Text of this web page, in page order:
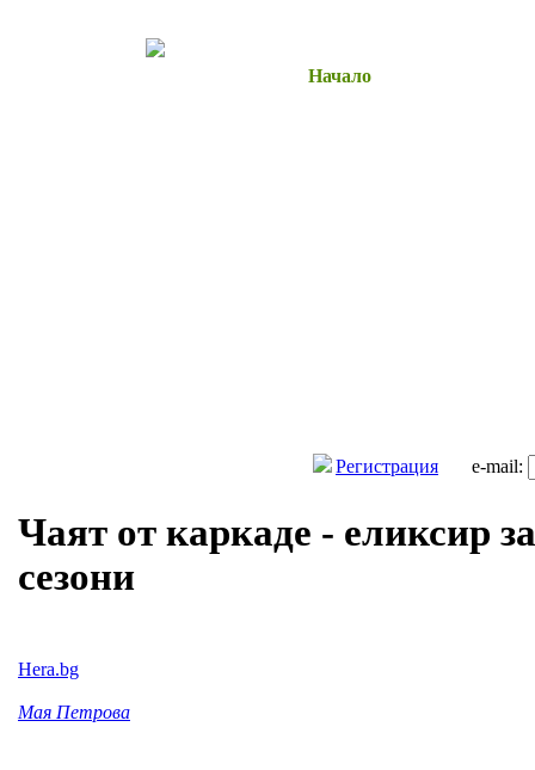
Начало
Регистрация e-mail:
Чаят от каркаде - еликсир
сезони
Hera.bg
Мая Петрова